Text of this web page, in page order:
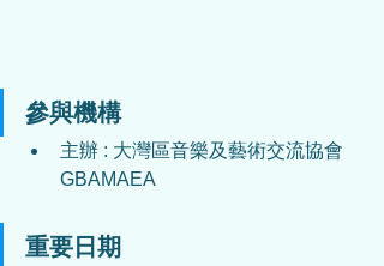
參與機構
主辦 : 大灣區音樂及藝術交流協會
GBAMAEA
重要日期